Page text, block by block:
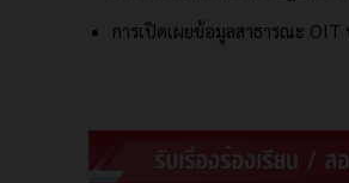
การเปิดเผยข้อมูลสาธารณะ OIT